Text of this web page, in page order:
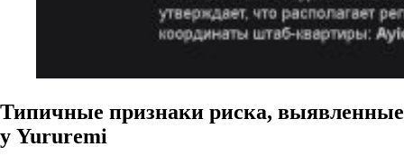
Типичные признаки риска, выявленные
у Yururemi